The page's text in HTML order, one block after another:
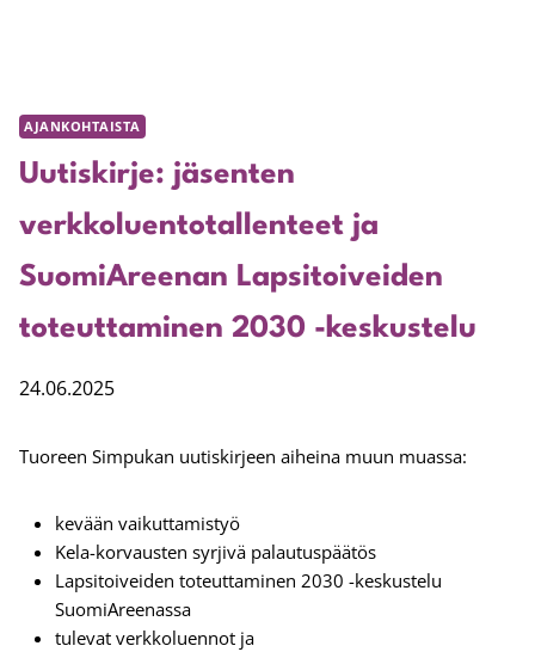
AJANKOHTAISTA
Uutiskirje: jäsenten
verkkoluentotallenteet ja
SuomiAreenan Lapsitoiveiden
toteuttaminen 2030 -keskustelu
24.06.2025
Tuoreen Simpukan uutiskirjeen aiheina muun muassa:
kevään vaikuttamistyö
Kela-korvausten syrjivä palautuspäätös
Lapsitoiveiden toteuttaminen 2030 -keskustelu
SuomiAreenassa
tulevat verkkoluennot ja